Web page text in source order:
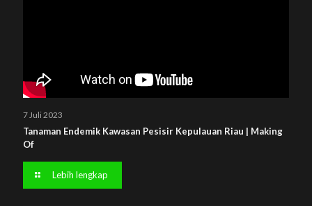
7 Juli 2023
Tanaman Endemik Kawasan Pesisir Kepulauan Riau | Making
Of
Lebih lengkap